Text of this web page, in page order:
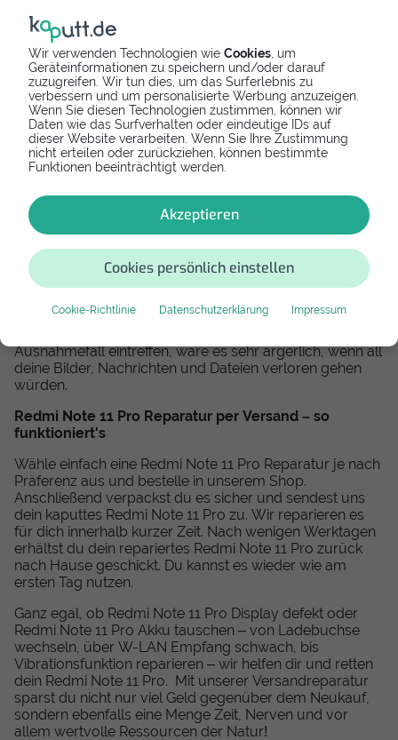
Wir verwenden Technologien wie Cookies , um
Geräteinformationen zu speichern und/oder darauf
zuzugreifen. Wir tun dies, um das Surferlebnis zu
verbessern und um personalisierte Werbung anzuzeigen.
Wenn Sie diesen Technologien zustimmen, können wir
Daten wie das Surfverhalten oder eindeutige IDs auf
dieser Website verarbeiten. Wenn Sie Ihre Zustimmung
nicht erteilen oder zurückziehen, können bestimmte
Funktionen beeinträchtigt werden.
Akzeptieren
Cookies persönlich einstellen
Cookie-Richtlinie Datenschutzerklärung Impressum
bewegen kann. Stopfe dafür alle Lufträume mit
Backpapier oder anderen Materialien aus. Wir
empfehlen, das Gerät in der Originalverpackung zu
verschicken. So sollte dein Redmi Note 11 Pro garantiert
sicher beim Versandreparateur ankommen.
Was kostet die Redmi Note 11 Pro Reparatur per
Versand?
Der Preis der Einsendereparatur variiert stark vom
direkt einsehen.
Sichere deine Daten, bevor du dein Redmi Note 11
Pro per Post versendest
Bevor du dein Redmi Note 11 Pro zur Post bringst,
bleiben all deine Daten bei der Versandreparatur auf
Ausnahmefall eintreffen, wäre es sehr ärgerlich, wenn all
deine Bilder, Nachrichten und Dateien verloren gehen
würden.
Redmi Note 11 Pro Reparatur per Versand – so
funktioniert's
Wähle einfach eine Redmi Note 11 Pro Reparatur je nach
Präferenz aus und bestelle in unserem Shop.
Anschließend verpackst du es sicher und sendest uns
dein kaputtes Redmi Note 11 Pro zu. Wir reparieren es
für dich innerhalb kurzer Zeit. Nach wenigen Werktagen
erhältst du dein repariertes Redmi Note 11 Pro zurück
nach Hause geschickt. Du kannst es wieder wie am
ersten Tag nutzen.
Ganz egal, ob Redmi Note 11 Pro Display defekt oder
Redmi Note 11 Pro Akku tauschen – von Ladebuchse
wechseln, über W-LAN Empfang schwach, bis
Vibrationsfunktion reparieren – wir helfen dir und retten
dein Redmi Note 11 Pro. Mit unserer Versandreparatur
sparst du nicht nur viel Geld gegenüber dem Neukauf,
sondern ebenfalls eine Menge Zeit, Nerven und vor
allem wertvolle Ressourcen der Natur!